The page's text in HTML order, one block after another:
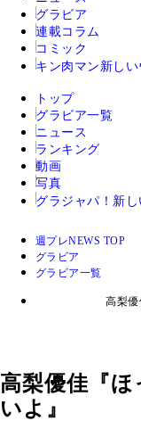
グラビア
連載コラム
コミック
キン肉マン 新しい
トップ
グラビア一覧
ニュース
ランキング
動画
写真
グラジャパ！ 新し
週プレNEWS TOP
グラビア
グラビア一覧
高梨優
高梨優佳『
いよ』